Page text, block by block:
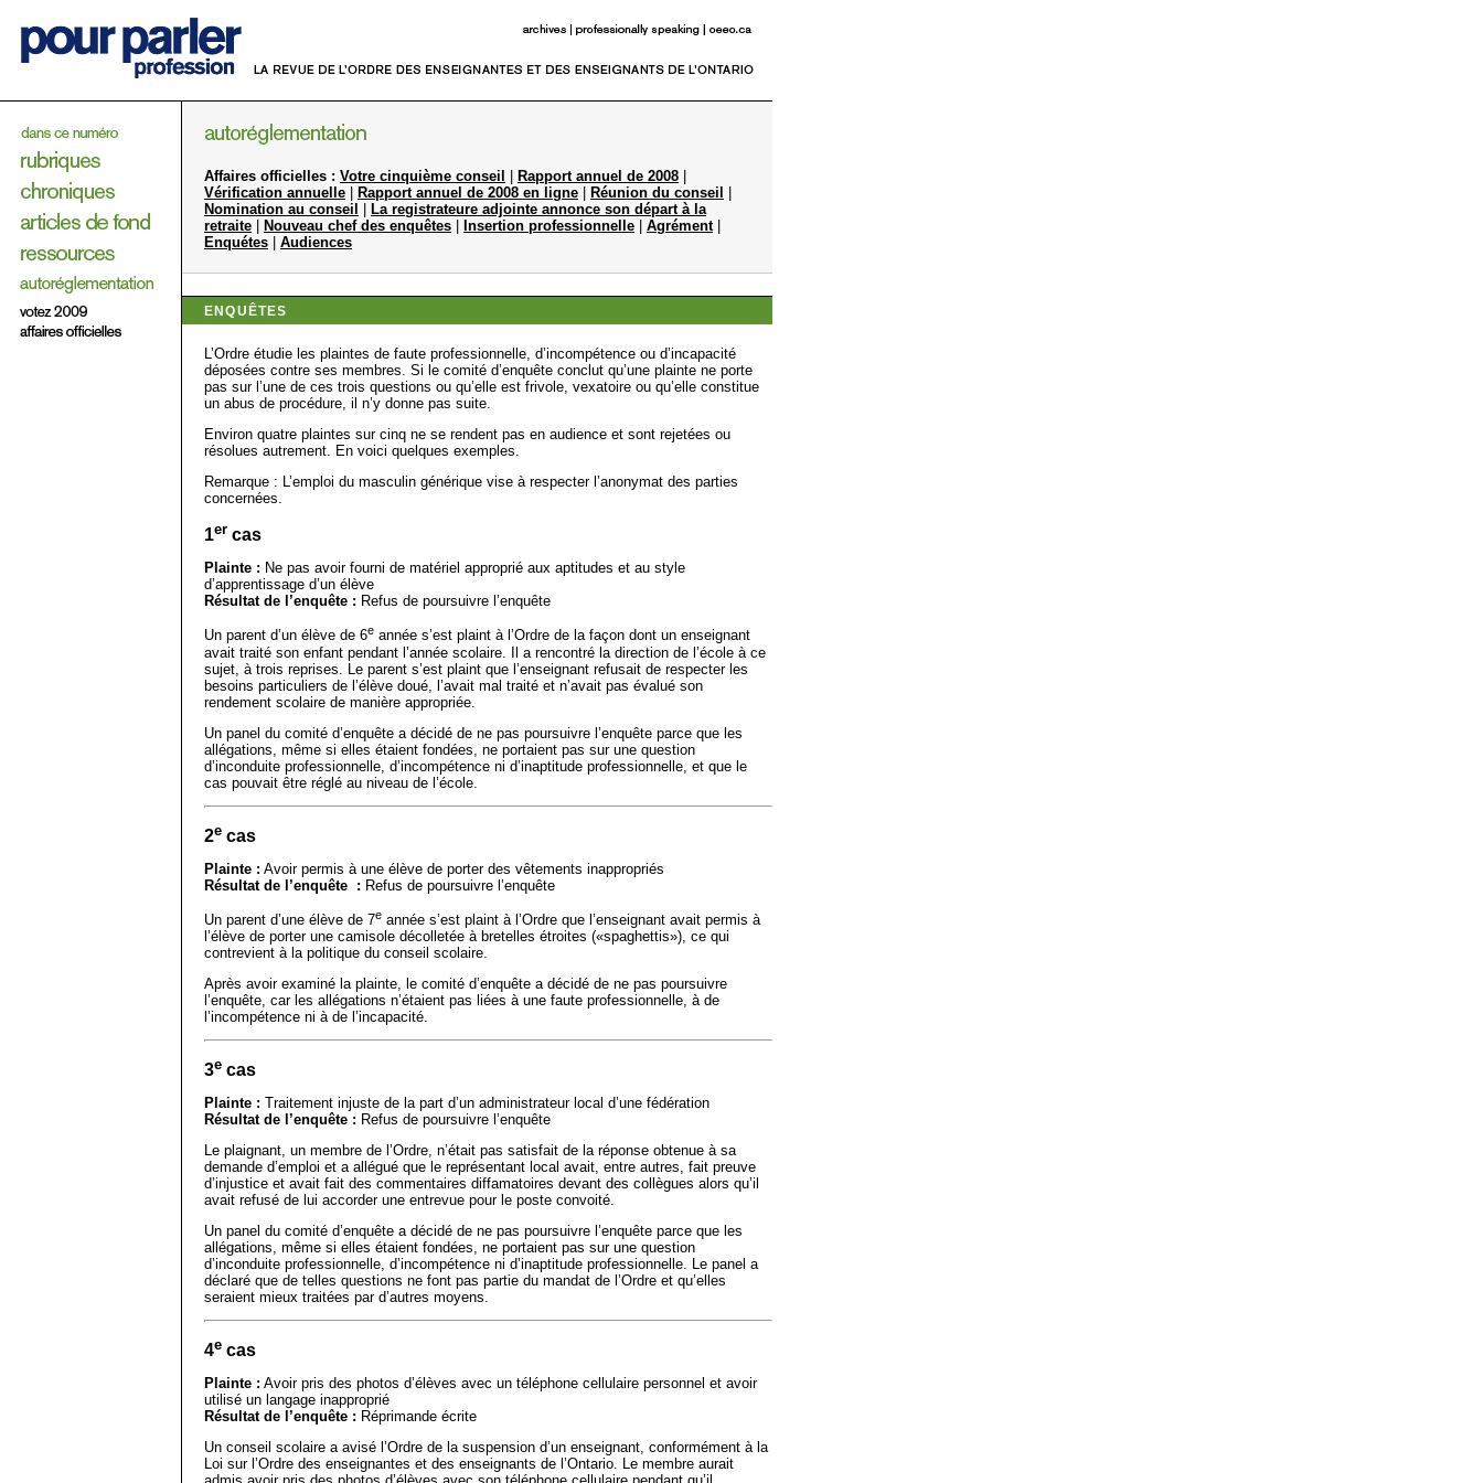
Affaires officielles : Votre cinquième conseil Rapport annuel de 2008
Vérification annuelle
Rapport annuel de 2008 en ligne Réunion du conseil
Nomination au conseil
La registrateure adjointe annonce son départ à la
retraite
Nouveau chef des enquêtes Insertion professionnelle Agrément|
Enquétes
Audiences
ENQUÊTES
L’Ordre étudie les plaintes de faute professionnelle, d’incom­pétence ou d’incapacité
déposées contre ses membres. Si le comité d’enquête conclut qu’une plainte ne porte
pas sur l’une de ces trois questions ou qu’elle est frivole, vexatoire ou qu’elle constitue
un abus de procédure, il n’y donne pas suite.
Environ quatre plaintes sur cinq ne se rendent pas en audience et sont rejetées ou
résolues autrement. En voici quelques exemples.
Remarque : L’emploi du masculin générique vise à respecter l’anonymat des parties
concernées.
1er cas
Plainte : Ne pas avoir fourni de matériel approprié aux aptitudes et au style
d’apprentissage d’un élève
Résultat de l’enquête : Refus de poursuivre l’enquête
Un parent d’un élève de 6e année s’est plaint à l’Ordre de la façon dont un enseignant
avait traité son enfant pendant l’année scolaire. Il a rencontré la direction de l’école à ce
sujet, à trois reprises. Le parent s’est plaint que l’enseignant refusait de respecter les
besoins particuliers de l’élève doué, l’avait mal traité et n’avait pas évalué son
rendement scolaire de manière appropriée.
Un panel du comité d’enquête a décidé de ne pas pour­suivre l’enquête parce que les
allégations, même si elles étaient fondées, ne portaient pas sur une question
d’inconduite professionnelle, d’incompétence ni d’inaptitude professionnelle, et que le
cas pouvait être réglé au niveau de l’école.
2e cas
Plainte : Avoir permis à une élève de porter des vêtements inappropriés
Résultat de l’enquête : Refus de poursuivre l’enquête
Un parent d’une élève de 7e année s’est plaint à l’Ordre que l’enseignant avait permis à
l’élève de porter une camisole décolletée à bretelles étroites («spaghettis»), ce qui
contrevient à la politique du conseil scolaire.
Après avoir examiné la plainte, le comité d’enquête a décidé de ne pas poursuivre
l’enquête, car les allégations n’étaient pas liées à une faute professionnelle, à de
l’incompétence ni à de l’incapacité.
3e cas
Plainte : Traitement injuste de la part d’un administrateur local d’une fédération
Résultat de l’enquête : Refus de poursuivre l’enquête
Le plaignant, un membre de l’Ordre, n’était pas satisfait de la réponse obtenue à sa
demande d’emploi et a allégué que le représentant local avait, entre autres, fait preuve
d’injustice et avait fait des commentaires diffamatoires devant des collègues alors qu’il
avait refusé de lui accorder une entrevue pour le poste convoité.
Un panel du comité d’enquête a décidé de ne pas poursuivre l’enquête parce que les
allégations, même si elles étaient fondées, ne portaient pas sur une question
d’inconduite professionnelle, d’incompétence ni d’inaptitude professionnelle. Le panel a
déclaré que de telles questions ne font pas partie du mandat de l’Ordre et qu’elles
seraient mieux traitées par d’autres moyens.
4e cas
Plainte : Avoir pris des photos d’élèves avec un téléphone cellulaire personnel et avoir
utilisé un langage inapproprié
Résultat de l’enquête : Réprimande écrite
Un conseil scolaire a avisé l’Ordre de la suspension d’un enseignant, conformément à la
Loi sur l’Ordre des enseignantes et des enseignants de l’Ontario. Le membre aurait